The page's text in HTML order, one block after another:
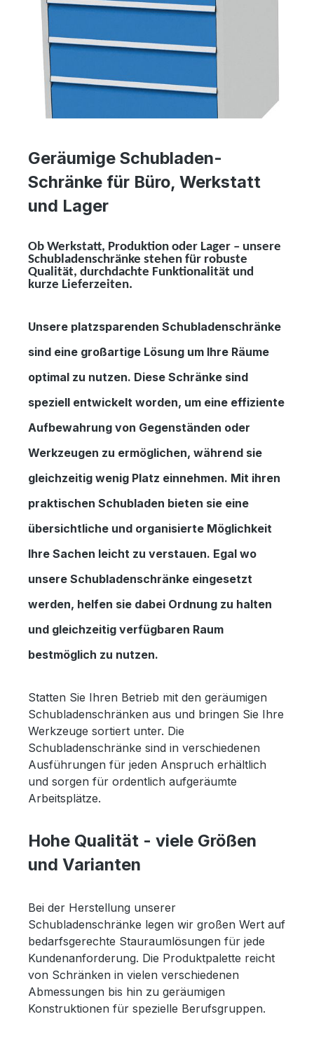
Geräumige Schubladen-
Schränke für Büro, Werkstatt
und Lager
Ob Werkstatt, Produktion oder Lager – unsere
Schubladenschränke stehen für robuste
Qualität, durchdachte Funktionalität und
kurze Lieferzeiten.
Unsere platzsparenden Schubladenschränke
sind eine großartige Lösung um Ihre Räume
optimal zu nutzen. Diese Schränke sind
speziell entwickelt worden, um eine effiziente
Aufbewahrung von Gegenständen oder
Werkzeugen zu ermöglichen, während sie
gleichzeitig wenig Platz einnehmen. Mit ihren
praktischen Schubladen bieten sie eine
übersichtliche und organisierte Möglichkeit
Ihre Sachen leicht zu verstauen. Egal wo
unsere Schubladenschränke eingesetzt
werden, helfen sie dabei Ordnung zu halten
und gleichzeitig verfügbaren Raum
bestmöglich zu nutzen.
Statten Sie Ihren Betrieb mit den geräumigen
Schubladenschränken aus und bringen Sie Ihre
Werkzeuge sortiert unter. Die
Schubladenschränke sind in verschiedenen
Ausführungen für jeden Anspruch erhältlich
und sorgen für ordentlich aufgeräumte
Arbeitsplätze.
Hohe Qualität - viele Größen
und Varianten
Bei der Herstellung unserer
Schubladenschränke legen wir großen Wert auf
bedarfsgerechte Stauraumlösungen für jede
Kundenanforderung. Die Produktpalette reicht
von Schränken in vielen verschiedenen
Abmessungen bis hin zu geräumigen
Konstruktionen für spezielle Berufsgruppen.